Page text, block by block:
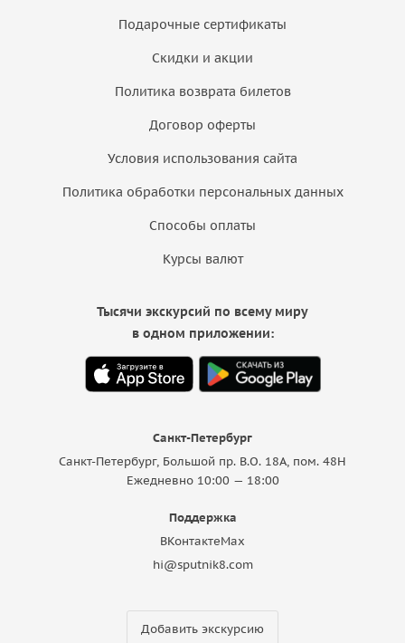
Подарочные сертификаты
Скидки и акции
Политика возврата билетов
Договор оферты
Условия использования сайта
Политика обработки персональных данных
Способы оплаты
Курсы валют
Санкт-Петербург
Санкт-Петербург, Большой пр. В.О. 18A, пом. 48Н
Ежедневно 10:00 — 18:00
Поддержка
ВКонтактеMax
hi@sputnik8.com
Добавить экскурсию
Тысячи экскурсий по всему миру
в одном приложении: